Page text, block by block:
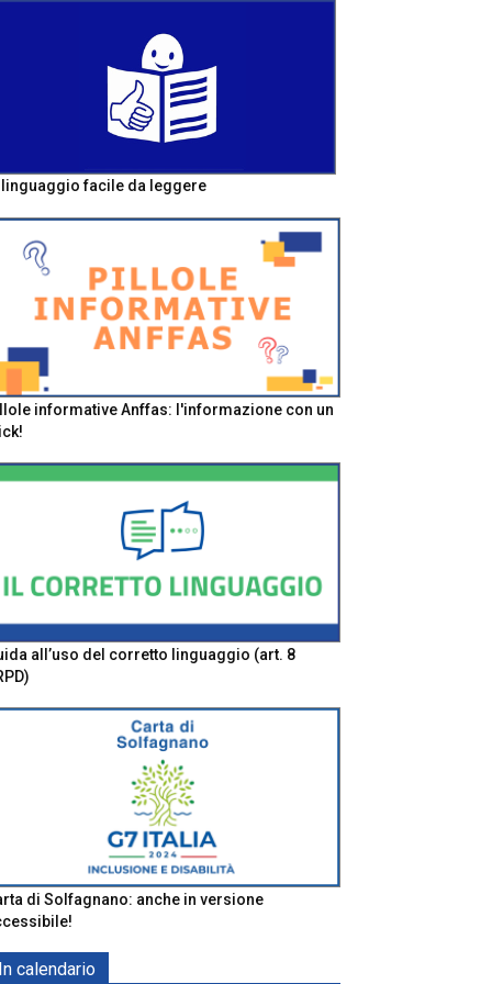
linguaggio facile da leggere
informative Anffas: l'informazione con un
all’uso del corretto linguaggio (art. 8
di Solfagnano: anche in versione
In calendario